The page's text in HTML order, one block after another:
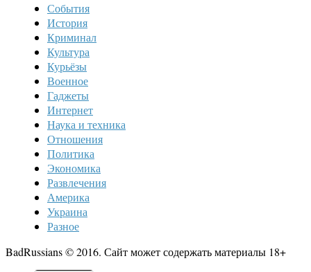
События
История
Криминал
Культура
Курьёзы
Военное
Гаджеты
Интернет
Наука и техника
Отношения
Политика
Экономика
Развлечения
Америка
Украина
Разное
BadRussians © 2016. Сайт может содержать материалы 18+